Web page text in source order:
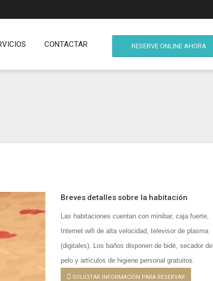
RESERVE ONLINE AHORA
CONTACTAR
Breves detalles sobre la habitación
Las habitaciones cuentan con minibar, caja fuerte,
Internet wifi de alta velocidad, televisor de plasma
(digitales). Los baños disponen de bidé, secador de
pelo y artículos de higiene personal gratuitos.
SOLICITAR INFORMACIÓN PARA RESERVAR